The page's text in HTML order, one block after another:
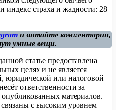
индекс страха и жадности: 28
и читайте комментарии,
умные вещи.
статье предоставлена
целях и не является
юридической или налоговой
ответственности за
материалов.
с высоким уровнем